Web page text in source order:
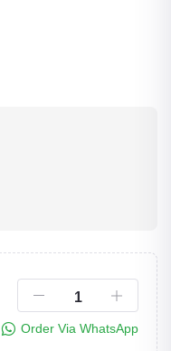
Order Via WhatsApp